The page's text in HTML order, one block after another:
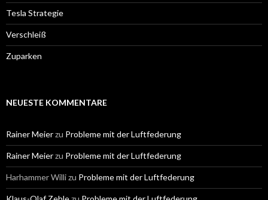
Tesla Strategie
Verschleiß
Zuparken
NEUESTE KOMMENTARE
Rainer Meierzu Probleme mit der Luftfederung
Rainer Meierzu Probleme mit der Luftfederung
Harhammer Willizu Probleme mit der Luftfederung